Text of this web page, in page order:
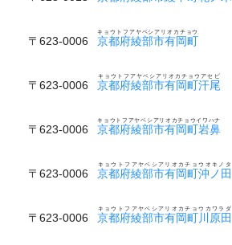
〒623-0006 京都府綾部市有岡町
キョウトフアヤベシアリオカチョウ
〒623-0006 京都府綾部市有岡町汗尾
キョウトフアヤベシアリオカチョウアセビ
〒623-0006 京都府綾部市有岡町岩鼻
キョウトフアヤベシアリオカチョウイワハナ
〒623-0006 京都府綾部市有岡町沖ノ田
キョウトフアヤベシアリオカチョウオキノタ
〒623-0006 京都府綾部市有岡町川原田
キョウトフアヤベシアリオカチョウカワラダ